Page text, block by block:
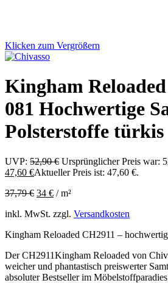
Klicken zum Vergrößern
Kingham
081 Hochwertige
Polsterstoffe türkis
UVP: 52,90€ Ursprünglicher Preis war:
47,60 €Aktueller Preis ist: 47,60 €.
37,79€ 34 € /m²
inkl. MwSt. zzgl. Versandkosten
Kingham Reloaded CH2911 –
Der CH2911Kingham Reloaded von
weicher und phantastisch preiswerter
absoluter Bestseller im